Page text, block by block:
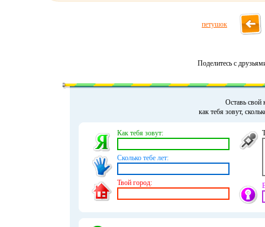
петушок
Поделитесь с
Оставь свой
как тебя зовут,
Как тебя зовут:
Сколько тебе лет:
Твой город: